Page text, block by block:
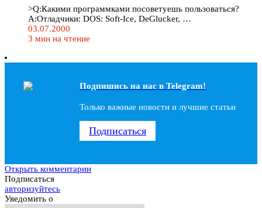
>Q:Какими программками посоветуешь пользоваться?
A:Отладчики: DOS: Soft-Ice, DeGlucker, …
03.07.2000
3 мин на чтение
Подпишись на наc в Telegram!
Только важные новости и лучшие статьи
Подписаться
Открыть комментарии
Подписаться
авторизуйтесь
Уведомить о